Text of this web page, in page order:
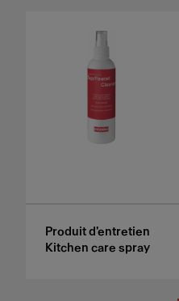
Produit d'entretien
Kitchen care spray